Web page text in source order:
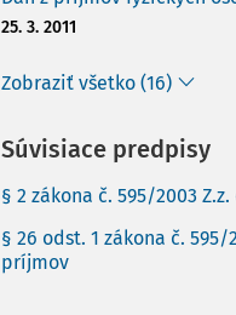
25. 3. 2011
Zobraziť všetko (16)
Súvisiace predpisy
§ 2 zákona č. 595/2003
§ 26 odst. 1 zákona č. 595/
príjmov